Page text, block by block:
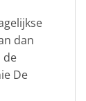
dan
de
De